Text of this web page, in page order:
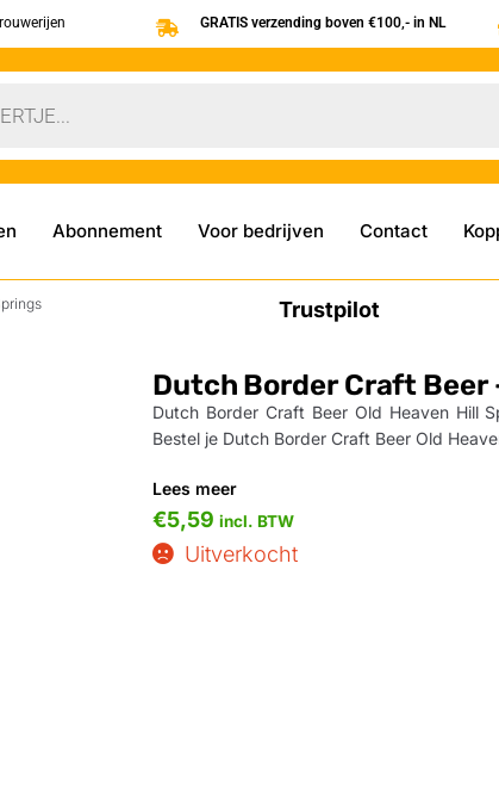
GRATIS verzending boven €100,- in NL
Abonnement Voor bedrijven Contact
Trustpilot
Dutch Border Craft Beer
Dutch Border Craft Beer Old Heaven Hill
Bestel je Dutch Border Craft Beer Old
Lees meer
€5,59 incl. BTW
Uitverkocht